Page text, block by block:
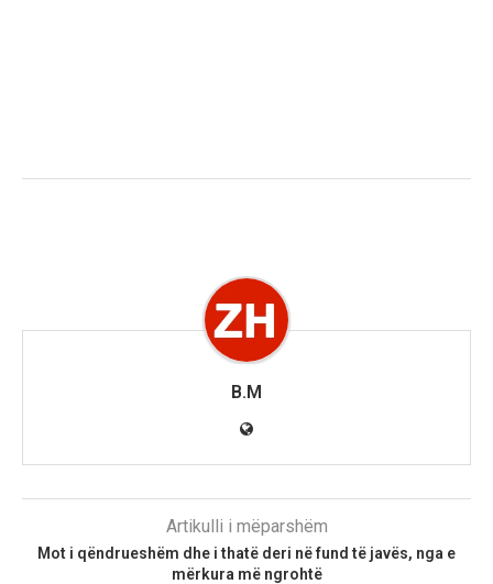
B.M
Artikulli i mëparshëm
Mot i qëndrueshëm dhe i thatë deri në fund të javës, nga e
mërkura më ngrohtë